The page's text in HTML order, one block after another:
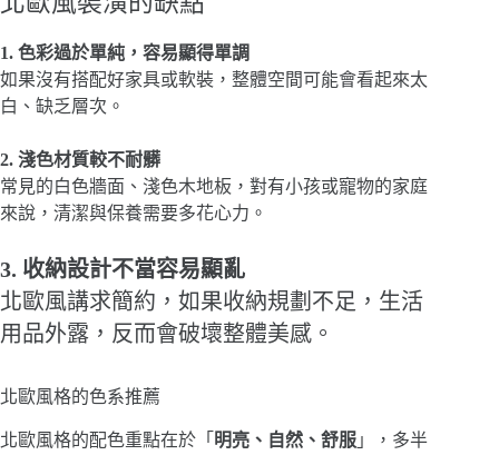
1. 色彩過於單純，容易顯得單調
如果沒有搭配好家具或軟裝，整體空間可能會看起來太
白、缺乏層次。
2. 淺色材質較不耐髒
常見的白色牆面、淺色木地板，對有小孩或寵物的家庭
來說，清潔與保養需要多花心力。
3. 收納設計不當容易顯亂
北歐風講求簡約，如果收納規劃不足，生活
用品外露，反而會破壞整體美感。
北歐風格的色系推薦
北歐風格的配色重點在於「 明亮、自然、舒服 」，多半